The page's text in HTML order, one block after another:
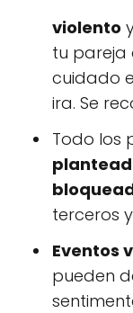
violento
tu pareja
cuidado
ira. Se
Todo los
terceros
Eventos
pueden